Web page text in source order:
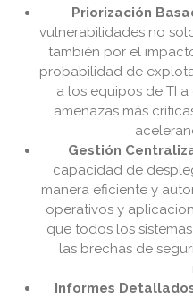
Priorización
vulnerabilidades no
también por el
probabilidad de
a los equipos de TI
amenazas más
Gestión
capacidad de
manera eficiente y
operativos y
que todos los
las brechas de
Informes